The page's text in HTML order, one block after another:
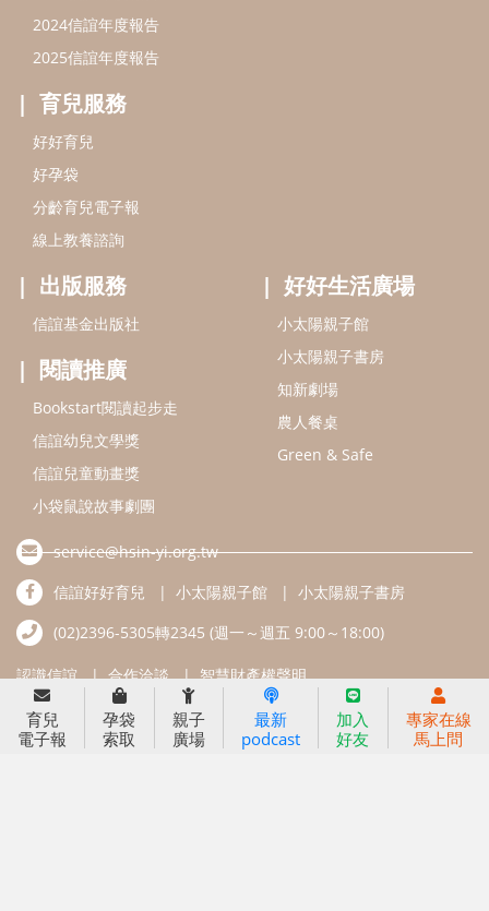
信誼基金會
信誼兒童發展國際研討會
2022信誼年度報告
2023信誼年度報告
2024信誼年度報告
2025信誼年度報告
育兒服務
好好育兒
好孕袋
附設幼兒園
小袋鼠幼師網
育兒
電子報
孕袋
索取
親子
廣場
最新
podcast
加入
好友
專家在線
馬上問